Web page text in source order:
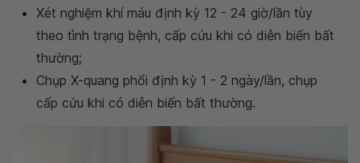
Xét nghiệm khí máu định kỳ 12 - 24 giờ/lần tùy
theo tình trạng bệnh, cấp cứu khi có diễn biến bất
thường;
Chụp X-quang phổi định kỳ 1 - 2 ngày/lần, chụp
cấp cứu khi có diễn biến bất thường.